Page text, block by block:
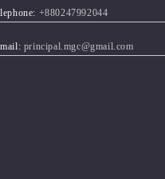
+880247992044
principal.mgc@gmail.com